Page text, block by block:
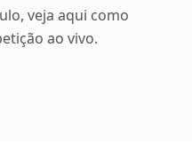
veja aqui como
ao vivo.